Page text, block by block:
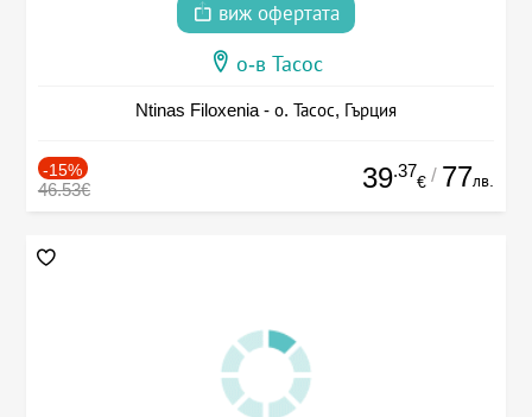
виж офертата
о-в Тасос
Ntinas Filoxenia - о. Тасос, Гърция
-15%
46.53€ 39.37
€ / 77лв.